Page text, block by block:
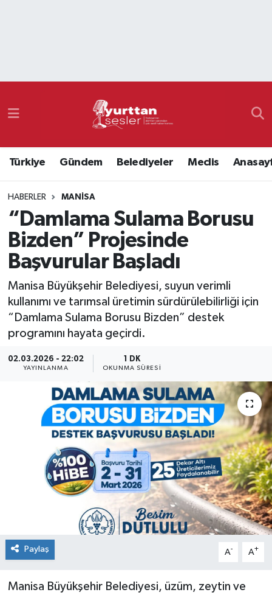
Türkiye Gündem Belediyeler Meclis
HABERLER MANISA
“Damlama Sulama Borusu
Bizden” Projesinde
Başvurular Başladı
Manisa Büyükşehir Belediyesi, suyun verimli
kullanımı ve tarımsal üretimin sürdürülebilirliği için
“Damlama Sulama Borusu Bizden” destek
programını hayata geçirdi.
02.03.2026 - 22:02
YAYINLANMA
1 DK
OKUNMA SÜRESI
Paylaş A- A+
Manisa Büyükşehir Belediyesi, üzüm, zeytin ve
Namaz Vakitleri
Süper Lig Puan Durumu ve Fikstür
Tüm Manşetler
Son Dakika Haberleri
Haber Arşivi